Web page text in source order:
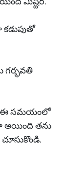
గర్భవతి
ఈ సమయంలో
అయింది తను